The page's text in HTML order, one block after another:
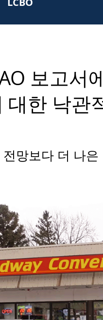
보고서
대한 낙관
망보다 더 나